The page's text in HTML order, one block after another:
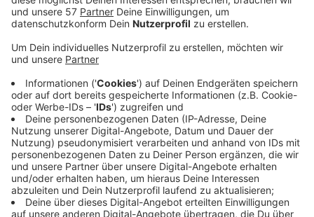
Das Aachener HilfswerkMisereorwarnt vor einer
verheerenden Kombination: In der Demokratischen
Republik Kongo breitet sich das Ebola-Virus in einem
Gebiet aus, das von bewaffneten Konflikten geprägt
Angriffe auf Krankenhäuser, Angst vor medizinischen
Maßnahmen und fehlender Zugang für Helfer
erschwerten die Bekämpfung erheblich - die
Gesundheitsstrukturen seien vielerorts
zusammengebrochen.
Misereor fordert von Bundesregierung und EU, ihren
politischen Druck auf die Konfliktparteien zu erhöhen.